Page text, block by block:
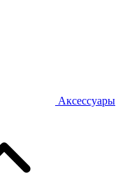
Аксессуары